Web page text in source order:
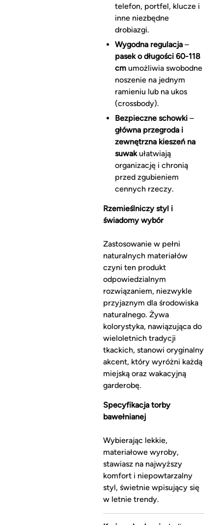
telefon, portfel, klucze i
inne niezbędne
drobiazgi.
Wygodna regulacja–
pasek o długości 60-118
cmumożliwia swobodne
noszenie na jednym
ramieniu lub na ukos
(crossbody).
Bezpieczne schowki–
główna przegroda i
zewnętrzna kieszeń na
suwakułatwiają
organizację i chronią
przed zgubieniem
cennych rzeczy.
Rzemieślniczy styl i
świadomy wybór
Zastosowanie w pełni
naturalnych materiałów
czyni ten produkt
odpowiedzialnym
rozwiązaniem, niezwykle
przyjaznym dla środowiska
naturalnego. Żywa
kolorystyka, nawiązująca do
wieloletnich tradycji
tkackich, stanowi oryginalny
akcent, który wyróżni każdą
miejską oraz wakacyjną
garderobę.
Specyfikacja torby
bawełnianej
Wybierając lekkie,
materiałowe wyroby,
stawiasz na najwyższy
komfort i niepowtarzalny
styl, świetnie wpisujący się
w letnie trendy.